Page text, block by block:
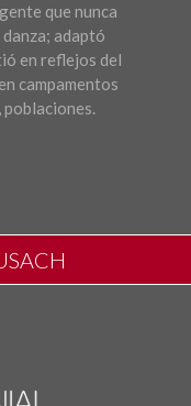
que nunca
adaptó
en reflejos del
campamentos
poblaciones.